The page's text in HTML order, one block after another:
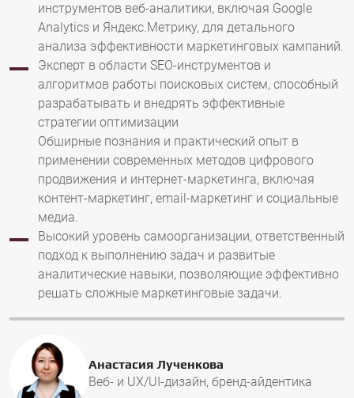
инструментов веб-аналитики, включая Google
Analytics и Яндекс.Метрику, для детального
анализа эффективности маркетинговых кампаний.
Эксперт в области SEO-инструментов и
алгоритмов работы поисковых систем, способный
разрабатывать и внедрять эффективные
стратегии оптимизации
Обширные познания и практический опыт в
применении современных методов цифрового
продвижения и интернет-маркетинга, включая
контент-маркетинг, email-маркетинг и социальные
медиа.
Высокий уровень самоорганизации, ответственный
подход к выполнению задач и развитые
аналитические навыки, позволяющие эффективно
решать сложные маркетинговые задачи.
Анастасия Лученкова
Веб- и UX/UI-дизайн, бренд-айдентика